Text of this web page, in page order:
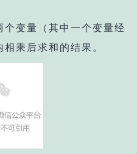
变量（其中一个变量经
乘后求和的结果。